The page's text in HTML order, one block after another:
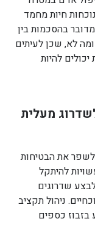
חיות מחמד
בהסכמות בין
לא, שכן לעיתים
להיות
מעלית
לשפר את הבטיחות
להיתקל
שדרוגים
ניהול תקציב
כספים